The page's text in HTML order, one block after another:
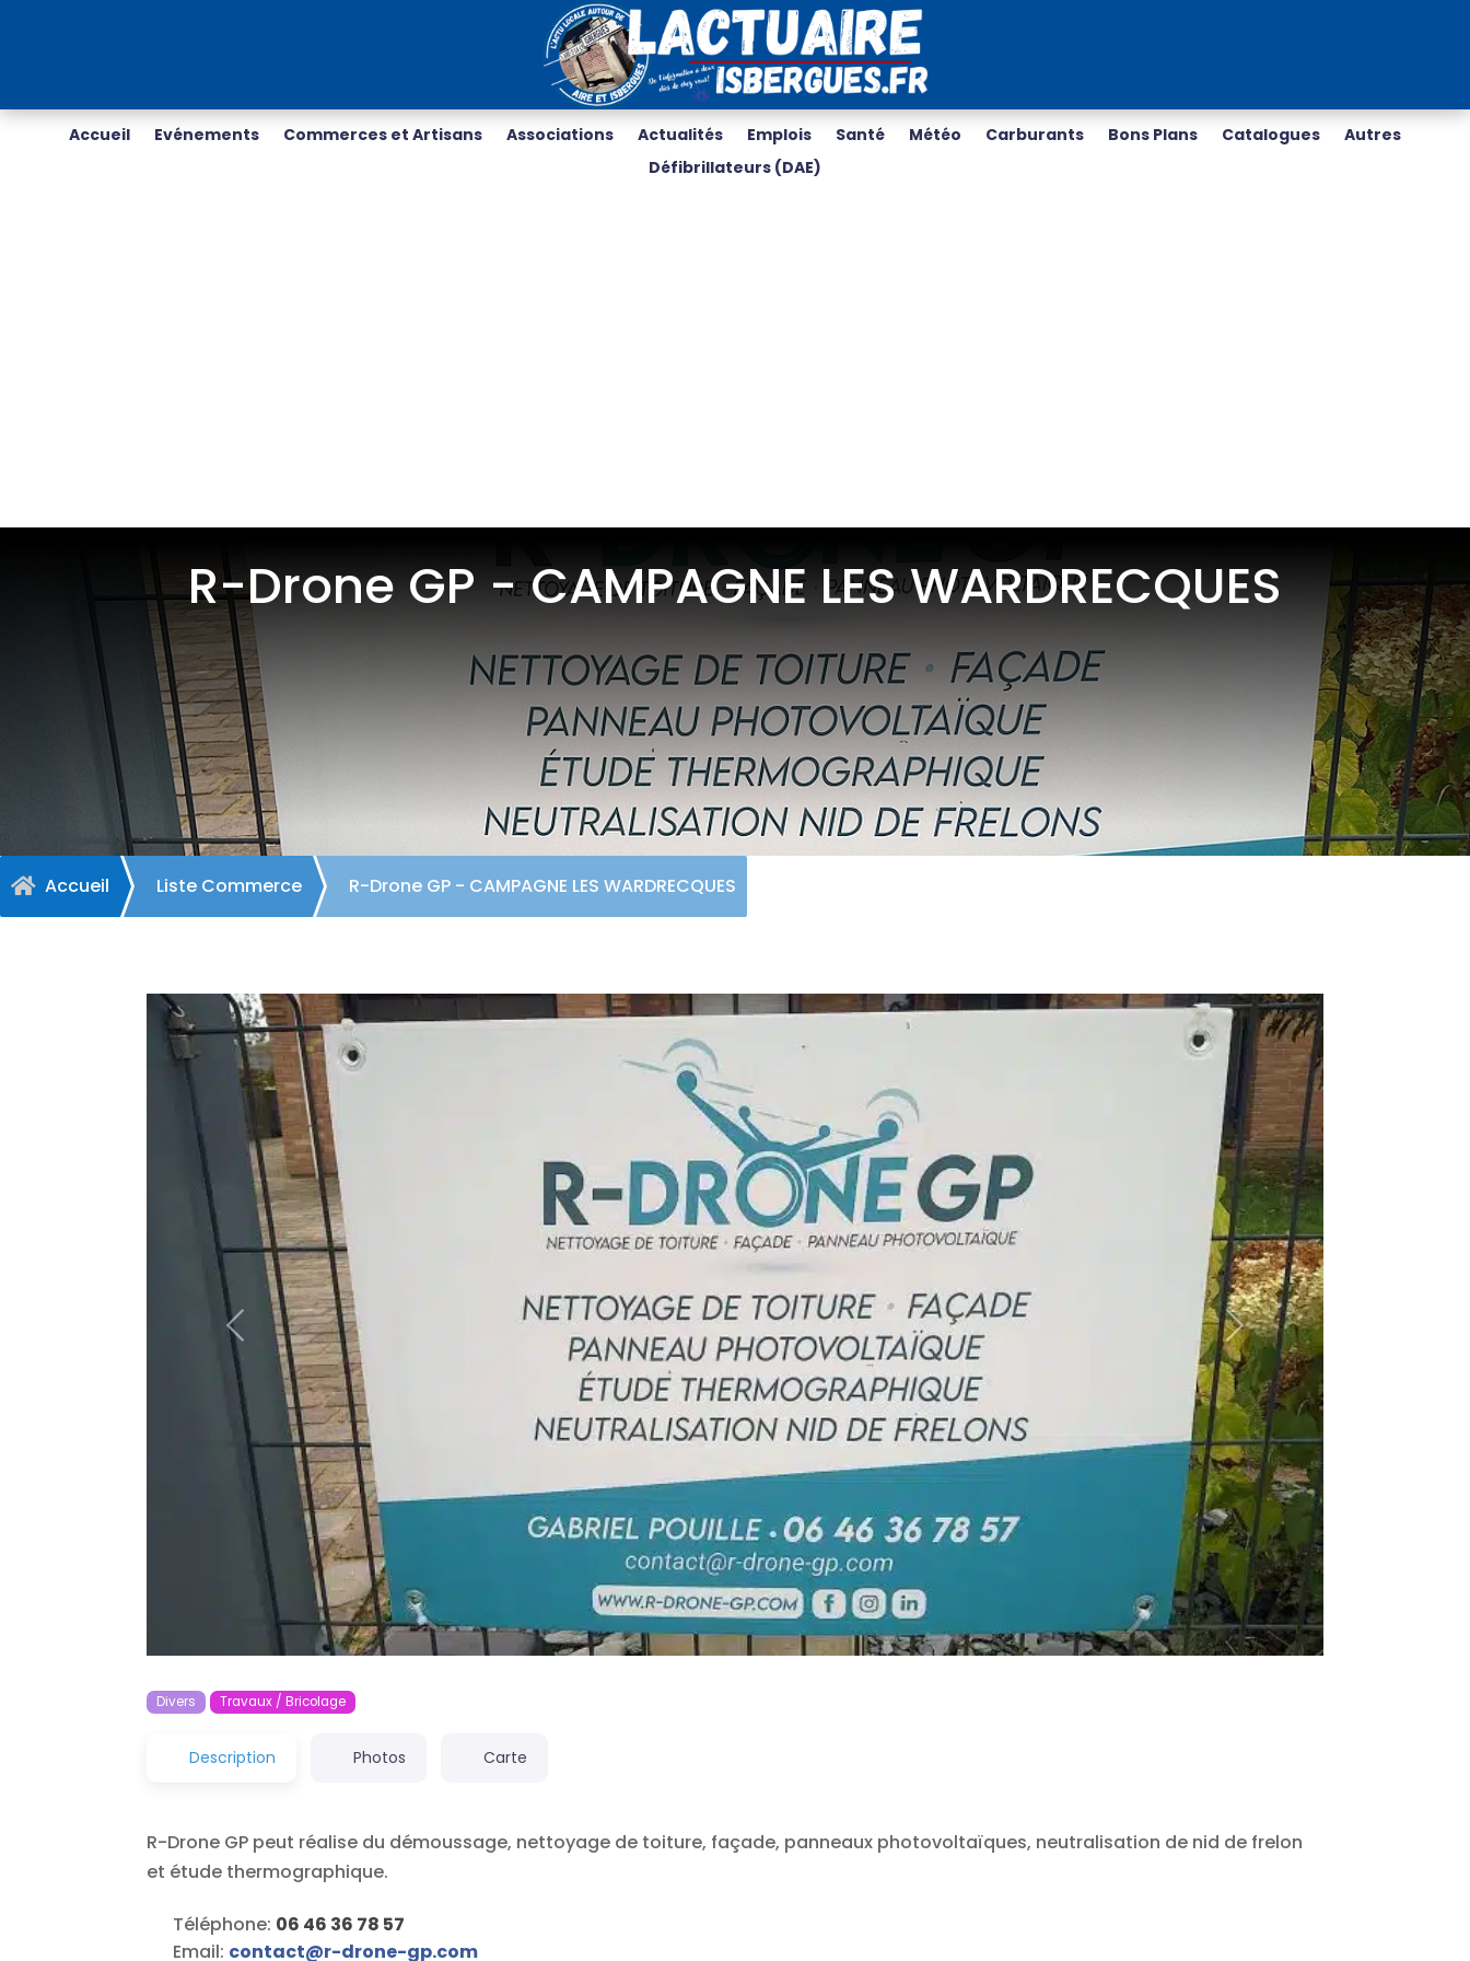
Accueil Evénements Commerces et Artisans Associations Actualités Emplois Santé Météo Carburants Bons Plans Catalogues
Autres
Défibrillateurs (DAE)
R-Drone GP - CAMPAGNE LES WARDRECQUES
 Accueil Liste Commerce R-Drone GP - CAMPAGNE LES WARDRECQUES
Précédent Suivant
Divers Travaux / Bricolage
Description Photos Carte
R-Drone GP peut réalise du démoussage, nettoyage de toiture, façade, panneaux photovoltaïques, neutralisation de nid de frelon
et étude thermographique.
Téléphone: 06 46 36 78 57
Email: contact@r-drone-gp.com